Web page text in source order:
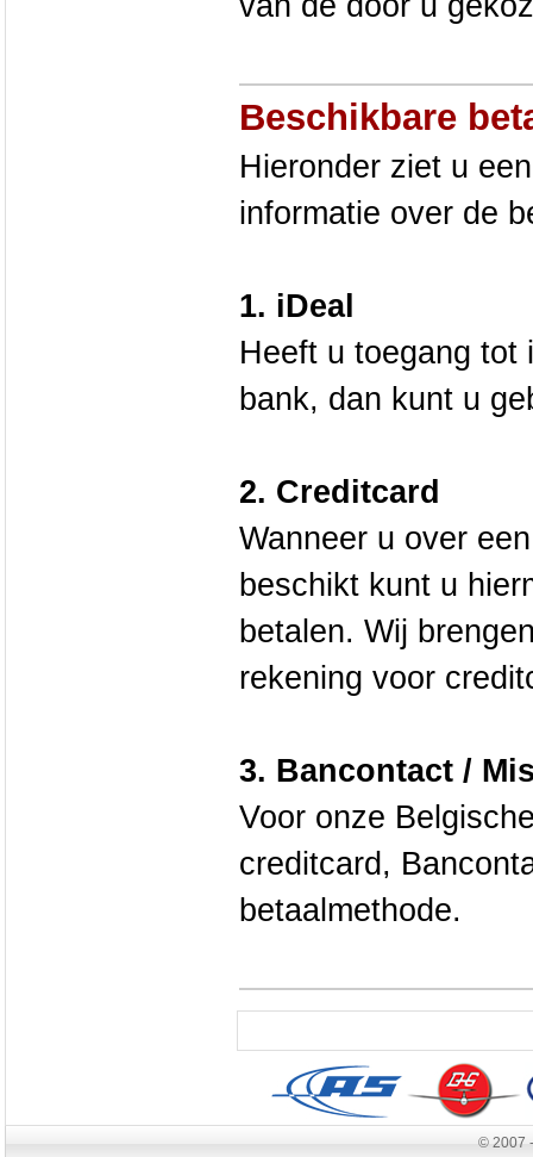
Beschikbare
Hieronder ziet u
informatie over de
1. iDeal
Heeft u toegang tot
bank, dan kunt u
2. Creditcard
Wanneer u over
beschikt kunt u
betalen. Wij
rekening voor
3. Bancontact /
Voor onze
creditcard,
betaalmethode.
© 2007